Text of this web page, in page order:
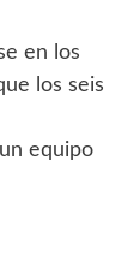
en los
los seis
equipo